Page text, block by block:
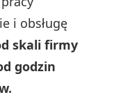
i obsługę
skali firmy
godzin